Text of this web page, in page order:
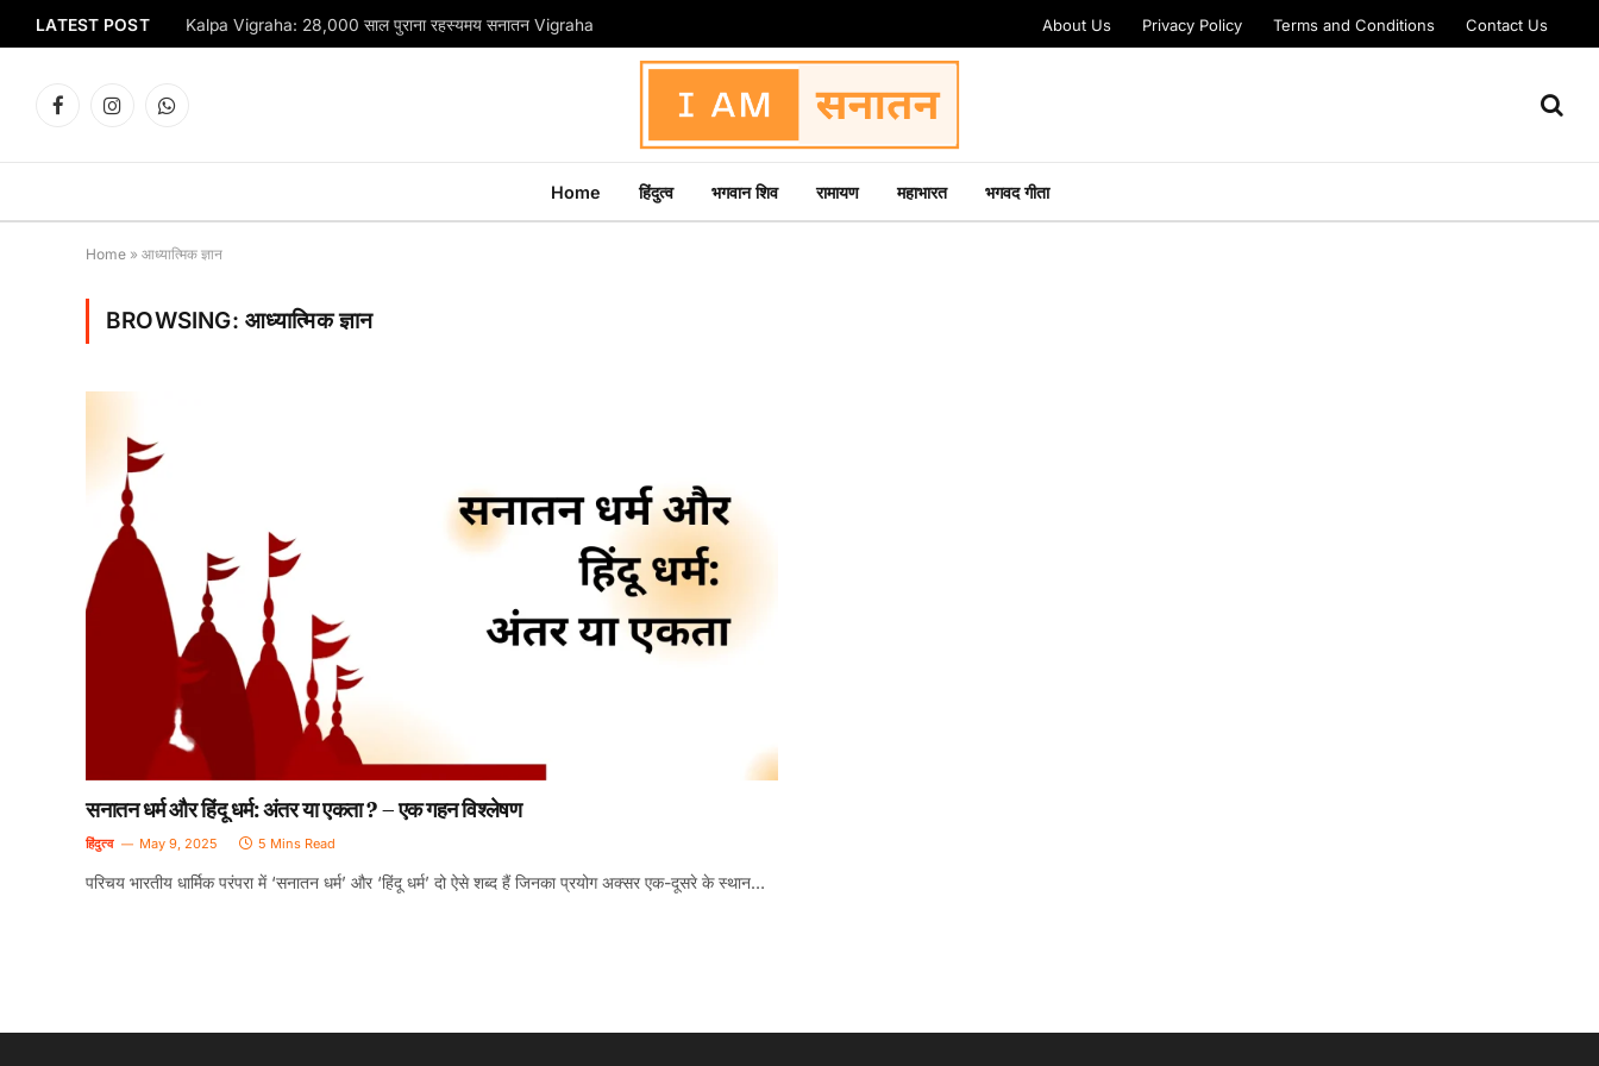
LATEST POST Kalpa Vigraha: 28,000 साल पुराना रहस्यमय सनातन Vigraha About Us Privacy Policy Terms and Conditions Contact Us
FacebookInstagramWhatsApp
Home हिंदुत्व भगवान शिव रामायण महाभारत भगवद गीता
Home » आध्यात्मिक ज्ञान
BROWSING: आध्यात्मिक ज्ञान
सनातन धर्म और हिंदू धर्म: अंतर या एकता ? – एक गहन विश्लेषण
हिंदुत्व May 9, 2025 5 Mins Read
परिचय भारतीय धार्मिक परंपरा में ‘सनातन धर्म’ और ‘हिंदू धर्म’ दो ऐसे शब्द हैं जिनका प्रयोग अक्सर एक-दूसरे के स्थान…